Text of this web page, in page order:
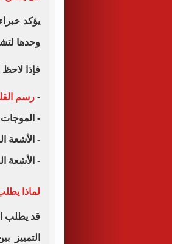
وحدها
فإذا
- رسم
- الموجات
- الأشعة
- الأشعة
لماذا
قد يطلب
التمييز